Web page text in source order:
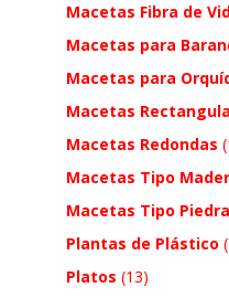
Macetas Fibra de
Macetas para
Macetas para
Macetas
Macetas Redondas
Macetas Tipo
Macetas Tipo Piedra
Plantas de Plástico
Platos (13)